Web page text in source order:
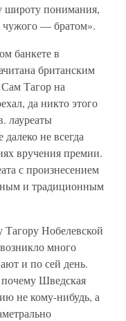
широту понимания,
чужого — братом».
банкете в
британским
Тагор на
да никто этого
лауреаты
не всегда
вручения премии.
с произнесением
и традиционным
Нобелевской
много
и по сей день.
почему Шведская
не кому-нибудь, а